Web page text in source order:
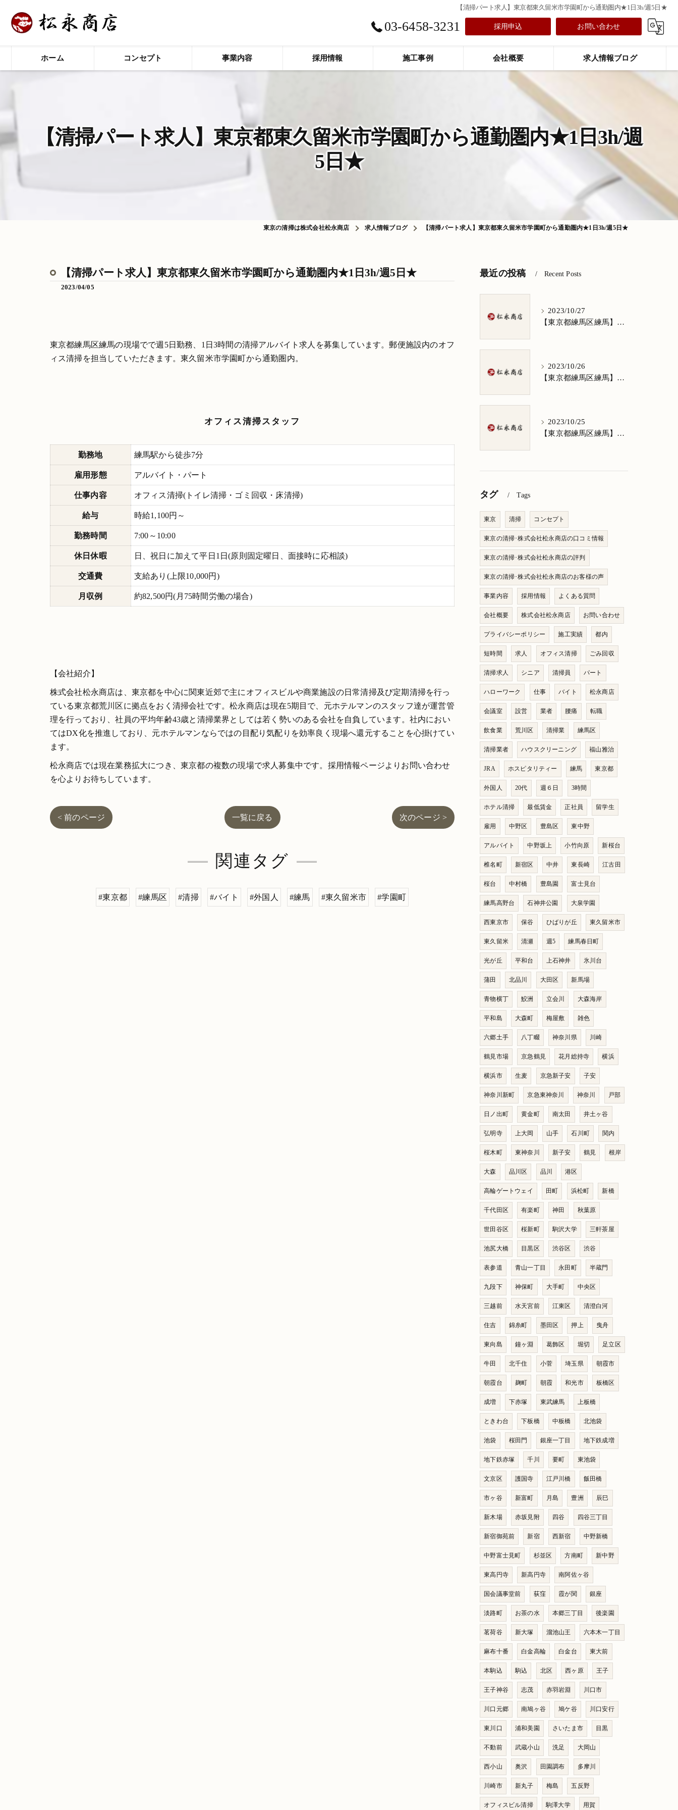
【清掃パート求人】東京都東久留米市学園町から通勤圏内★1日3h/週5日★
03-6458-3231 採用申込 お問い合わせ
ホーム コンセプト 事業内容 採用情報 施工事例 会社概要 求人情報ブログ
【清掃パート求人】東京都東久留米市学園町から通勤圏内★1日3h/週
5日★
東京の清掃は株式会社松永商店 求人情報ブログ 【清掃パート求人】東京都東久留米市学園町から通勤圏内★1日3h/週5日★
【清掃パート求人】東京都東久留米市学園町から通勤圏内★1日3h/週5日★
2023/04/05
東京都練馬区練馬の現場でで週5日勤務、1日3時間の清掃アルバイト求人を募集しています。郵便施設内のオフ
ィス清掃を担当していただきます。東久留米市学園町から通勤圏内。
オフィス清掃スタッフ
勤務地 練馬駅から徒歩7分
雇用形態 アルバイト・パート
仕事内容 オフィス清掃(トイレ清掃・ゴミ回収・床清掃)
給与 時給1,100円～
勤務時間 7:00～10:00
休日休暇 日、祝日に加えて平日1日(原則固定曜日、面接時に応相談)
交通費 支給あり(上限10,000円)
月収例 約82,500円(月75時間労働の場合)
【会社紹介】
株式会社松永商店は、東京都を中心に関東近郊で主にオフィスビルや商業施設の日常清掃及び定期清掃を行っ
ている東京都荒川区に拠点をおく清掃会社です。松永商店は現在5期目で、元ホテルマンのスタッフ達が運営管
理を行っており、社員の平均年齢43歳と清掃業界としては若く勢いのある会社を自負しています。社内におい
てはDX化を推進しており、元ホテルマンならではの目配り気配りを効率良く現場へ還元することを心掛けてい
ます。
松永商店では現在業務拡大につき、東京都の複数の現場で求人募集中です。採用情報ページよりお問い合わせ
を心よりお待ちしています。
< 前のページ 一覧に戻る 次のページ >
関連タグ
#東京都 #練馬区 #清掃 #バイト #外国人 #練馬 #東久留米市 #学園町
最近の投稿 Recent Posts
2023/10/27
【東京都練馬区練馬】清掃求人★1日3h/週5日/祝日お休み★谷原在住の方歓迎
2023/10/26
【東京都練馬区練馬】清掃求人★1日3h/週5日/祝日お休み★南田中在住の方歓迎
2023/10/25
【東京都練馬区練馬】清掃求人★1日3h/週5日/祝日お休み★南大泉在住の方歓迎
タグ Tags
東京 清掃 コンセプト
東京の清掃･株式会社松永商店の口コミ情報
東京の清掃･株式会社松永商店の評判
東京の清掃･株式会社松永商店のお客様の声
事業内容 採用情報 よくある質問
会社概要 株式会社松永商店 お問い合わせ
プライバシーポリシー 施工実績 都内
短時間 求人 オフィス清掃 ごみ回収
清掃求人 シニア 清掃員 パート
ハローワーク 仕事 バイト 松永商店
会議室 設営 業者 腰痛 転職
飲食業 荒川区 清掃業 練馬区
清掃業者 ハウスクリーニング 福山雅治
JRA ホスピタリティー 練馬 東京都
外国人 20代 週６日 3時間
ホテル清掃 最低賃金 正社員 留学生
雇用 中野区 豊島区 東中野
アルバイト 中野坂上 小竹向原 新桜台
椎名町 新宿区 中井 東長崎 江古田
桜台 中村橋 豊島園 富士見台
練馬高野台 石神井公園 大泉学園
西東京市 保谷 ひばりが丘 東久留米市
東久留米 清瀬 週5 練馬春日町
光が丘 平和台 上石神井 氷川台
蒲田 北品川 大田区 新馬場
青物横丁 鮫洲 立会川 大森海岸
平和島 大森町 梅屋敷 雑色
六郷土手 八丁畷 神奈川県 川崎
鶴見市場 京急鶴見 花月総持寺 横浜
横浜市 生麦 京急新子安 子安
神奈川新町 京急東神奈川 神奈川 戸部
日ノ出町 黄金町 南太田 井土ヶ谷
弘明寺 上大岡 山手 石川町 関内
桜木町 東神奈川 新子安 鶴見 根岸
大森 品川区 品川 港区
高輪ゲートウェイ 田町 浜松町 新橋
千代田区 有楽町 神田 秋葉原
世田谷区 桜新町 駒沢大学 三軒茶屋
池尻大橋 目黒区 渋谷区 渋谷
表参道 青山一丁目 永田町 半蔵門
九段下 神保町 大手町 中央区
三越前 水天宮前 江東区 清澄白河
住吉 錦糸町 墨田区 押上 曳舟
東向島 鐘ヶ淵 葛飾区 堀切 足立区
牛田 北千住 小菅 埼玉県 朝霞市
朝霞台 麹町 朝霞 和光市 板橋区
成増 下赤塚 東武練馬 上板橋
ときわ台 下板橋 中板橋 北池袋
池袋 桜田門 銀座一丁目 地下鉄成増
地下鉄赤塚 千川 要町 東池袋
文京区 護国寺 江戸川橋 飯田橋
市ヶ谷 新富町 月島 豊洲 辰巳
新木場 赤坂見附 四谷 四谷三丁目
新宿御苑前 新宿 西新宿 中野新橋
中野富士見町 杉並区 方南町 新中野
東高円寺 新高円寺 南阿佐ヶ谷
国会議事堂前 荻窪 霞が関 銀座
淡路町 お茶の水 本郷三丁目 後楽園
茗荷谷 新大塚 溜池山王 六本木一丁目
麻布十番 白金高輪 白金台 東大前
本駒込 駒込 北区 西ヶ原 王子
王子神谷 志茂 赤羽岩淵 川口市
川口元郷 南鳩ヶ谷 鳩ケ谷 川口安行
東川口 浦和美園 さいたま市 目黒
不動前 武蔵小山 洗足 大岡山
西小山 奥沢 田園調布 多摩川
川崎市 新丸子 梅島 五反野
オフィスビル清掃 駒澤大学 用賀